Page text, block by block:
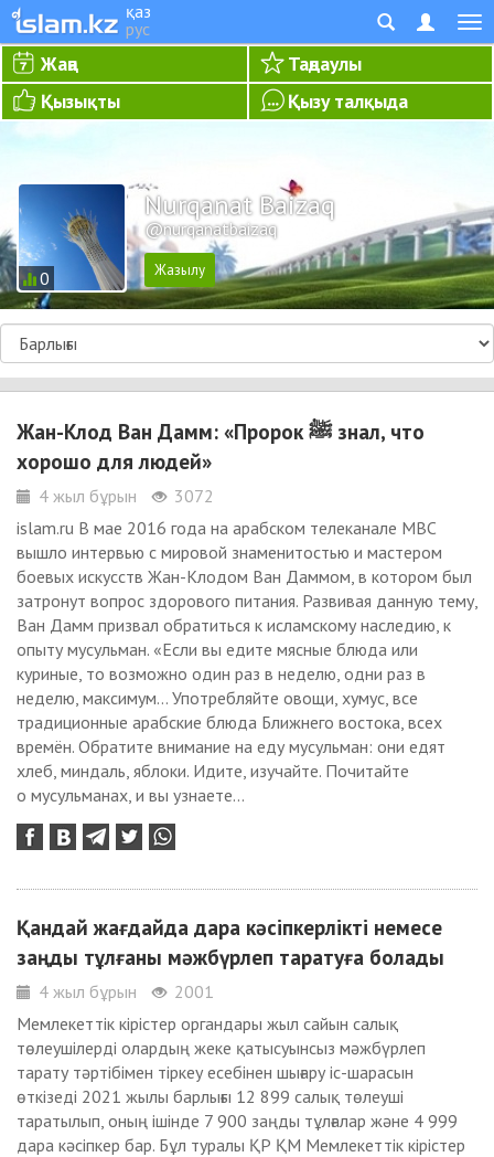
қаз
рус
Жаңа
Таңдаулы
Қызықты
Қызу талқыда
0
Nurqanat Baizaq
@nurqanatbaizaq
Жан-Клод Ван Дамм: «Пророк ﷺ знал, что
хорошо для людей»
4 жыл бұрын
3072
islam.ru В мае 2016 года на арабском телеканале MBC
вышло интервью с мировой знаменитостью и мастером
боевых искусств Жан-Клодом Ван Даммом, в котором был
затронут вопрос здорового питания. Развивая данную тему,
Ван Дамм призвал обратиться к исламскому наследию, к
опыту мусульман. «Если вы едите мясные блюда или
куриные, то возможно один раз в неделю, одни раз в
неделю, максимум… Употребляйте овощи, хумус, все
традиционные арабские блюда Ближнего востока, всех
времён. Обратите внимание на еду мусульман: они едят
хлеб, миндаль, яблоки. Идите, изучайте. Почитайте
о мусульманах, и вы узнаете...
Қандай жағдайда дара кәсіпкерлікті немесе
заңды тұлғаны мәжбүрлеп таратуға болады
4 жыл бұрын
2001
Мемлекеттік кірістер органдары жыл сайын салық
төлеушілерді олардың жеке қатысуынсыз мәжбүрлеп
тарату тәртібімен тіркеу есебінен шығару іс-шарасын
өткізеді 2021 жылы барлығы 12 899 салық төлеуші
таратылып, оның ішінде 7 900 заңды тұлғалар және 4 999
дара кәсіпкер бар. Бұл туралы ҚР ҚМ Мемлекеттік кірістер